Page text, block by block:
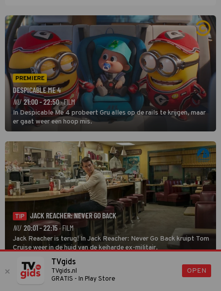
PREMIERE
DESPICABLE ME 4
NU 21:00 - 22:50· FILM
In Despicable Me 4 probeert Gru alles op de rails te krijgen, maar
er gaat weer een hoop mis.
TIP
JACK REACHER: NEVER GO BACK
NU 20:01 - 22:15· FILM
Jack Reacher is terug! In Jack Reacher: Never Go Back kruipt Tom
Cruise weer in de huid van de keiharde ex-militair.
TVgids
TVgids.nl
GRATIS - In Play Store
OPEN